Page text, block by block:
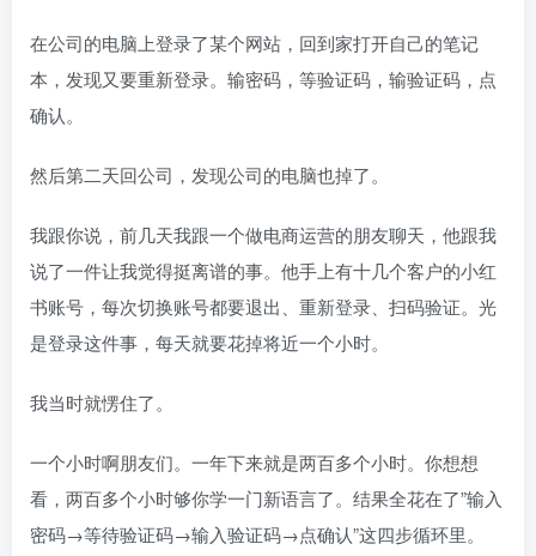
在公司的电脑上登录了某个网站，回到家打开自己的笔记
本，发现又要重新登录。输密码，等验证码，输验证码，点
确认。
然后第二天回公司，发现公司的电脑也掉了。
我跟你说，前几天我跟一个做电商运营的朋友聊天，他跟我
说了一件让我觉得挺离谱的事。他手上有十几个客户的小红
书账号，每次切换账号都要退出、重新登录、扫码验证。光
是登录这件事，每天就要花掉将近一个小时。
我当时就愣住了。
一个小时啊朋友们。一年下来就是两百多个小时。你想想
看，两百多个小时够你学一门新语言了。结果全花在了”输入
密码→等待验证码→输入验证码→点确认”这四步循环里。